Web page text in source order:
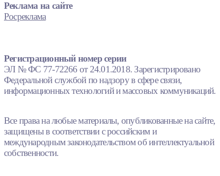
Реклама на сайте
Росреклама
Регистрационный номер серии
ЭЛ № ФС 77-72266 от 24.01.2018. Зарегистрировано
Федеральной службой по надзору в сфере связи,
информационных технологий и массовых коммуникаций.
Все права на любые материалы, опубликованные на сайте,
защищены в соответствии с российским и
международным законодательством об интеллектуальной
собственности.